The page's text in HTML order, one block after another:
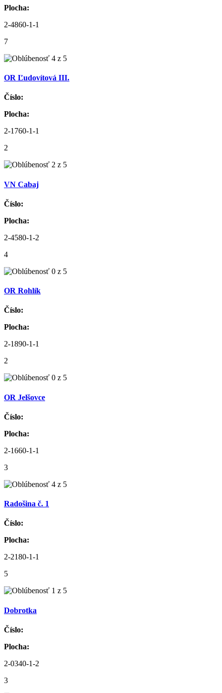
Plocha:
2-4860-1-1
7
OR Ľudovítová III.
Číslo:
Plocha:
2-1760-1-1
2
VN Cabaj
Číslo:
Plocha:
2-4580-1-2
4
OR Rohlík
Číslo:
Plocha:
2-1890-1-1
2
OR Jelšovce
Číslo:
Plocha:
2-1660-1-1
3
Radošina č. 1
Číslo:
Plocha:
2-2180-1-1
5
Dobrotka
Číslo:
Plocha:
2-0340-1-2
3